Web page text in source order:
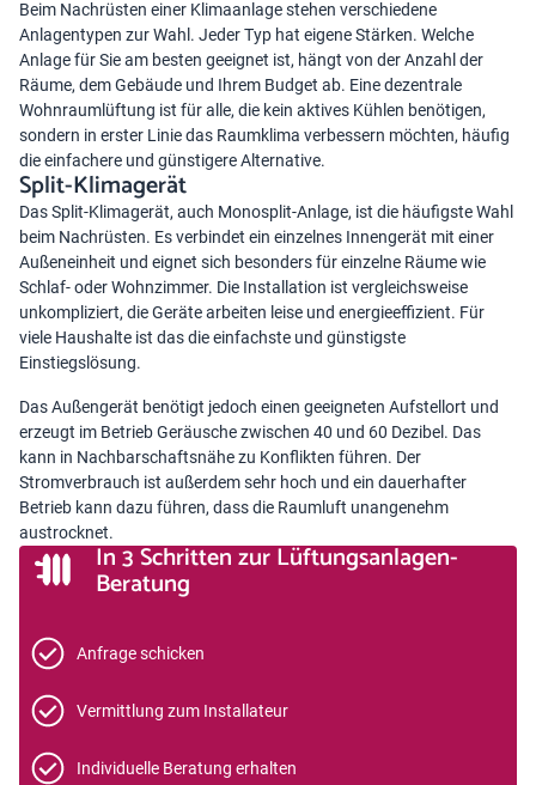
Beim Nachrüsten einer Klimaanlage stehen verschiedene
Anlagentypen zur Wahl. Jeder Typ hat eigene Stärken. Welche
Anlage für Sie am besten geeignet ist, hängt von der Anzahl der
Räume, dem Gebäude und Ihrem Budget ab. Eine dezentrale
Wohnraumlüftung ist für alle, die kein aktives Kühlen benötigen,
sondern in erster Linie das Raumklima verbessern möchten, häufig
die einfachere und günstigere Alternative.
Split-Klimagerät
Das Split-Klimagerät, auch Monosplit-Anlage, ist die häufigste Wahl
beim Nachrüsten. Es verbindet ein einzelnes Innengerät mit einer
Außeneinheit und eignet sich besonders für einzelne Räume wie
Schlaf- oder Wohnzimmer. Die Installation ist vergleichsweise
unkompliziert, die Geräte arbeiten leise und energieeffizient. Für
viele Haushalte ist das die einfachste und günstigste
Einstiegslösung.
Das Außengerät benötigt jedoch einen geeigneten Aufstellort und
erzeugt im Betrieb Geräusche zwischen 40 und 60 Dezibel. Das
kann in Nachbarschaftsnähe zu Konflikten führen. Der
Stromverbrauch ist außerdem sehr hoch und ein dauerhafter
Betrieb kann dazu führen, dass die Raumluft unangenehm
austrocknet.
In 3 Schritten zur Lüftungsanlagen-
Beratung
Anfrage schicken
Vermittlung zum Installateur
Individuelle Beratung erhalten